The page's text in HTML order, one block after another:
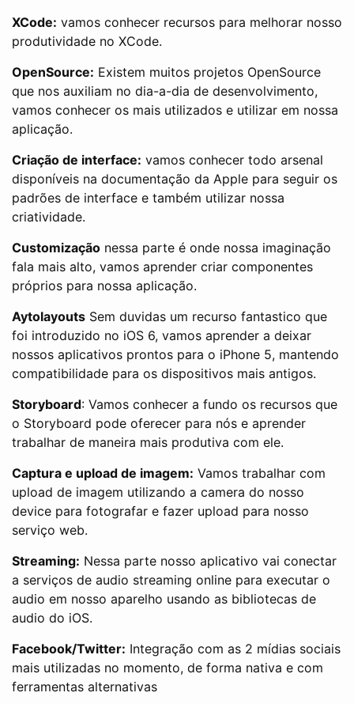
XCode: vamos conhecer recursos para melhorar nosso
produtividade no XCode.
OpenSource: Existem muitos projetos OpenSource
que nos auxiliam no dia-a-dia de desenvolvimento,
vamos conhecer os mais utilizados e utilizar em nossa
aplicação.
Criação de interface: vamos conhecer todo arsenal
disponíveis na documentação da Apple para seguir os
padrões de interface e também utilizar nossa
criatividade.
Customização nessa parte é onde nossa imaginação
fala mais alto, vamos aprender criar componentes
próprios para nossa aplicação.
Aytolayouts Sem duvidas um recurso fantastico que
foi introduzido no iOS 6, vamos aprender a deixar
nossos aplicativos prontos para o iPhone 5, mantendo
compatibilidade para os dispositivos mais antigos.
Storyboard: Vamos conhecer a fundo os recursos que
o Storyboard pode oferecer para nós e aprender
trabalhar de maneira mais produtiva com ele.
Captura e upload de imagem: Vamos trabalhar com
upload de imagem utilizando a camera do nosso
device para fotografar e fazer upload para nosso
serviço web.
Streaming: Nessa parte nosso aplicativo vai conectar
a serviços de audio streaming online para executar o
audio em nosso aparelho usando as bibliotecas de
audio do iOS.
Facebook/Twitter: Integração com as 2 mídias sociais
mais utilizadas no momento, de forma nativa e com
ferramentas alternativas